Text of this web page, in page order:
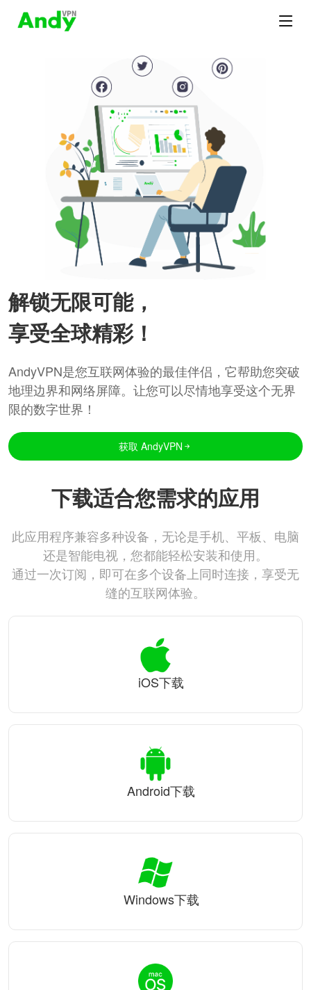
解锁无限可能，
享受全球精彩！
AndyVPN是您互联网体验的最佳伴侣，它帮助您突破
地理边界和网络屏障。让您可以尽情地享受这个无界
限的数字世界！
获取 AndyVPN
下载适合您需求的应用
此应用程序兼容多种设备，无论是手机、平板、电脑
还是智能电视，您都能轻松安装和使用。
通过一次订阅，即可在多个设备上同时连接，享受无
缝的互联网体验。
iOS下载
Android下载
Windows下载